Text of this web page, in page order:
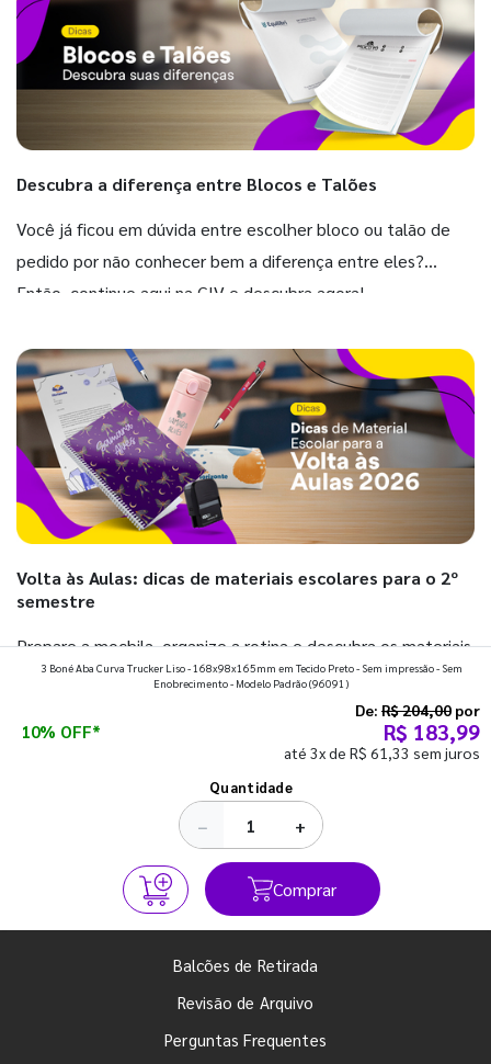
Descubra a diferença entre Blocos e Talões
Você já ficou em dúvida entre escolher bloco ou talão de
pedido por não conhecer bem a diferença entre eles?
Então, continue aqui na GIV e descubra agora!
Volta às Aulas: dicas de materiais escolares para o 2º
semestre
Prepare a mochila, organize a rotina e descubra os materiais
que fazem toda diferença para começar o segundo
3 Boné Aba Curva Trucker Liso - 168x98x165mm em Tecido Preto - Sem impressão - Sem
Enobrecimento - Modelo Padrão(96091)
10% OFF*
De: R$ 204,00 por
R$ 183,99
até 3x de R$ 61,33 sem juros
Quantidade
− +
Comprar
Balcões de Retirada
Revisão de Arquivo
Perguntas Frequentes